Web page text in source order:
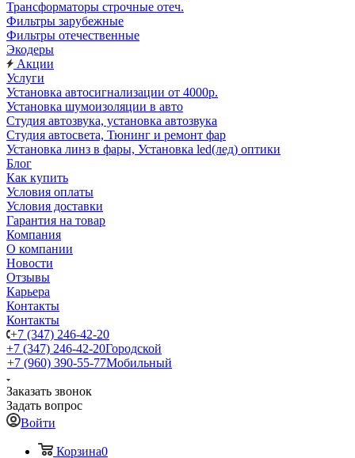
Трансформаторы строчные отеч.
Фильтры зарубежные
Фильтры отечественные
Экодеры
Акции
Услуги
Установка автосигнализации от 4000р.
Установка шумоизоляции в авто
Студия автозвука, установка автозвука
Студия автосвета, Тюнинг и ремонт фар
Установка линз в фары, Установка led(лед) оптики
Блог
Как купить
Условия оплаты
Условия доставки
Гарантия на товар
Компания
О компании
Новости
Отзывы
Карьера
Контакты
Контакты
+7 (347) 246-42-20
+7 (347) 246-42-20Городской
+7 (960) 390-55-77Мобильный
Заказать звонок
Задать вопрос
Войти
Корзина0